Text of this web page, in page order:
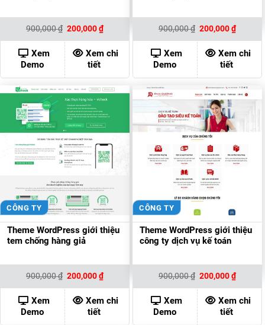
900,000₫ Giá
là:
900,000 ₫.
200,000₫Giá
hiện
tại
là:
200,000 ₫.
Xem
Demo
Xem chi
tiết
900,000₫ Giá
là:
900,000 ₫.
200,000₫Giá
hiện
tại
là:
Xem
Demo
Xem chi
tiết
CÔNG TY
Theme WordPress giới thiệu
tem chống hàng giả
900,000₫ Giá
là:
900,000 ₫.
200,000₫Giá
hiện
tại
là:
200,000 ₫.
Xem
Demo
Xem chi
tiết
CÔNG TY
Theme WordPress giới thiệu
công ty dịch vụ kế toán
900,000₫ Giá
là:
900,000 ₫.
200,000₫Giá
hiện
tại
là:
Xem
Demo
Xem chi
tiết